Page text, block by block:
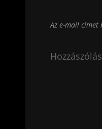
Az e-mail címet
Hozzászólás